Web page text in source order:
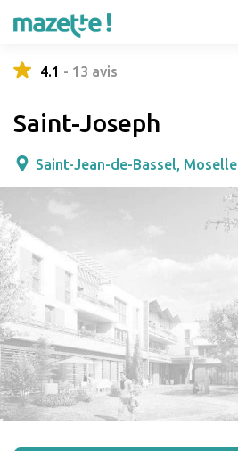
4.1 - 13 avis
Saint-Joseph
Saint-Jean-de-Bassel, Moselle